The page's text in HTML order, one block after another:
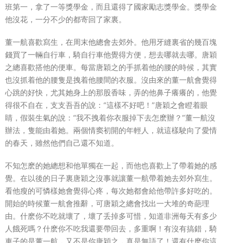
班第一，拿了一等獎學金，而且還得了國家勵志獎學金。獎學金
他沒花，一分不少的都寄回了家裏。
董一航喜歡寫生，在周末他總會去郊外。他用牙縫裏省的幾百塊
錢買了一輛自行車，騎自行車他覺得方便，想去哪就去哪。唐穎
之總喜歡搭他的便車。每當唐穎之的手抓着他的腰的時候，其實
也沒抓着他的腰隻是拽着他腰間的衣服。沒由來的董一航會覺得
心跳的好快，尤其她身上的那股香味，弄的他鼻子癢癢的，他覺
得很不自在，支支吾吾的說：“這樣不好吧！”唐穎之會瞪着眼
睛，假裝生氣的說：“我不拽着你衣服掉下去怎麽辦？”董一航沒
辦法，隻能由着她。兩個情窦初開的年輕人，就這樣駛向了愛情
的春天，雖然他們自己還不知道。
不知怎麽的她總想和他單獨在一起，而他也喜歡上了帶着她的感
覺。在以後的日子裏唐穎之沒事就讓董一航帶着她去郊外寫生。
看他瘦的可憐樣她會覺得心疼，每次她都會給他帶許多好吃的。
開始的時候董一航會推辭，可唐穎之總會找出一大堆的奇葩理
由。什麽你不吃就壞了，壞了丢掉多可惜，知道非洲每天有多少
人餓死嗎？什麽你不吃我還要帶回去，多重啊！有沒有搞錯，騎